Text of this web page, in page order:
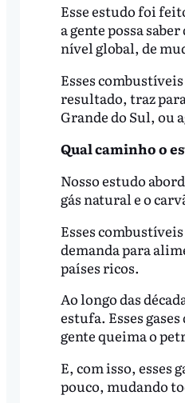
Esse estudo foi
a gente possa
nível global, de
Esses
resultado, traz
Grande do Sul, ou
Qual caminho o
Nosso estudo
gás natural e o
Esses
demanda para
países ricos.
Ao longo das
estufa. Esses
gente queima o
E, com isso, esses
pouco, mudando